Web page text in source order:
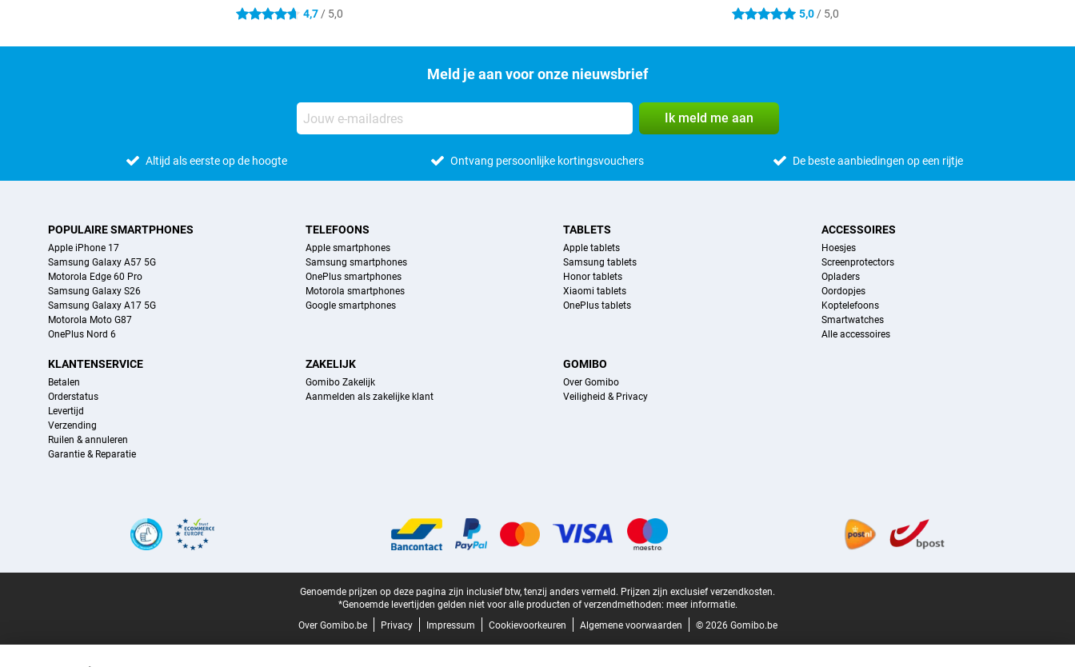
4.7 sterren 4,7 / 5,0 5 sterren 5,0 / 5,0
Meld je aan voor onze nieuwsbrief
Ik meld me aan
Altijd als eerste op de hoogte Ontvang persoonlijke kortingsvouchers De beste aanbiedingen op een rijtje
POPULAIRE SMARTPHONES
Apple iPhone 17
Samsung Galaxy A57 5G
Motorola Edge 60 Pro
Samsung Galaxy S26
Samsung Galaxy A17 5G
Motorola Moto G87
OnePlus Nord 6
TELEFOONS
Apple smartphones
Samsung smartphones
OnePlus smartphones
Motorola smartphones
Google smartphones
TABLETS
Apple tablets
Samsung tablets
Honor tablets
Xiaomi tablets
OnePlus tablets
ACCESSOIRES
Hoesjes
Screenprotectors
Opladers
Oordopjes
Koptelefoons
Smartwatches
Alle accessoires
KLANTENSERVICE
Betalen
Orderstatus
Levertijd
Verzending
Ruilen & annuleren
Garantie & Reparatie
ZAKELIJK
Gomibo Zakelijk
Aanmelden als zakelijke klant
GOMIBO
Over Gomibo
Veiligheid & Privacy
Genoemde prijzen op deze pagina zijn inclusief btw, tenzij anders vermeld. Prijzen zijn exclusief verzendkosten.
*Genoemde levertijden gelden niet voor alle producten of verzendmethoden: meer informatie.
Over Gomibo.be
Privacy Impressum Cookievoorkeuren Algemene voorwaarden © 2026 Gomibo.be